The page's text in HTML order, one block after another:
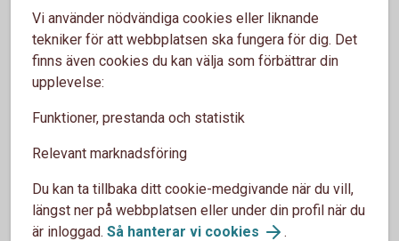
Investerarskyddet
Insättningsgarantin
Om värdepapperstjänst ISK
Fakta om Värdepapperstjänst ISK
Vi använder nödvändiga cookies eller liknande
tekniker för att webbplatsen ska fungera för dig. Det
finns även cookies du kan välja som förbättrar din
upplevelse:
Funktioner, prestanda och statistik
Relevant marknadsföring
Du kan ta tillbaka ditt cookie-medgivande när du vill,
längst ner på webbplatsen eller under din profil när du
är inloggad. Så hanterar vi cookies .